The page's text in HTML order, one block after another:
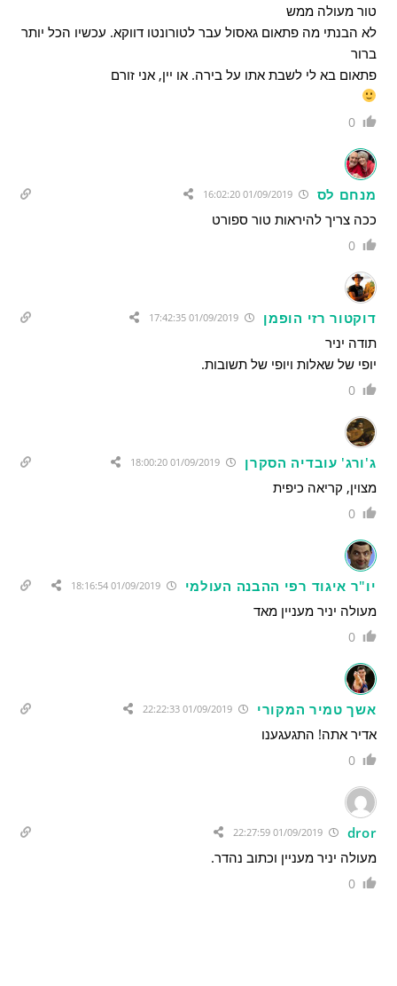
טור מעולה ממש
לא הבנתי מה פתאום גאסול עבר לטורונטו דווקא. עכשיו הכל יותר
ברור
פתאום בא לי לשבת אתו על בירה. או יין, אני זורם
0
מנחם לס 01/09/2019 16:02:20
ככה צריך להיראות טור ספורט
0
דוקטור רזי הופמן
תודה יניר
יופי של שאלות ויופי של תשובות.
0
ג'ורג' עובדיה הסקרן
מצוין, קריאה כיפית
0
יו"ר איגוד רפי ההבנה העולמי 01/09/2019 18:16:54
מעולה יניר מעניין מאד
0
אשך טמיר המקורי
אדיר אתה! התגעגענו
0
dror
01/09/2019 22:27:59
מעולה יניר מעניין וכתוב נהדר.
0